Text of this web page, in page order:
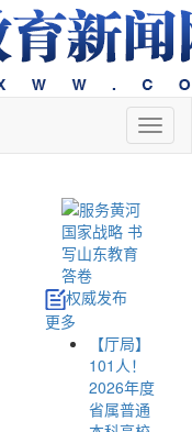
切
换
权威发布
更多
【厅局】
101人！
2026年度
省属普通